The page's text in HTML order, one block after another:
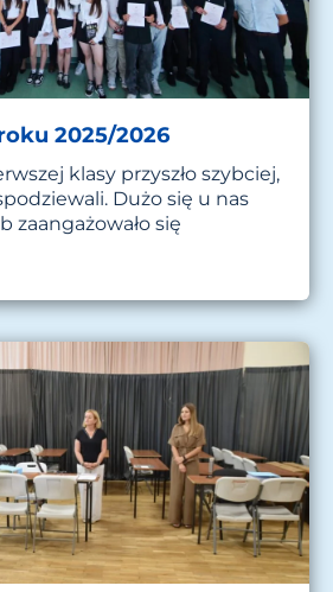
2025/2026
klasy przyszło szybciej,
Dużo się u nas
zaangażowało się